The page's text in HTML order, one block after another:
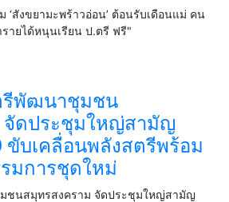
‘สังขยามะพร้าวอ่อน’ ต้อนรับเดือนแม่ คน
ายได้หนุนเรียน ป.ตรี ฟรี"
รีพัฒนาชุมชน
จัดประชุมใหญ่สามัญ
ขับเคลื่อนพลังสตรีพร้อม
มการชุดใหม่
ชนสมุทรสงคราม จัดประชุมใหญ่สามัญ